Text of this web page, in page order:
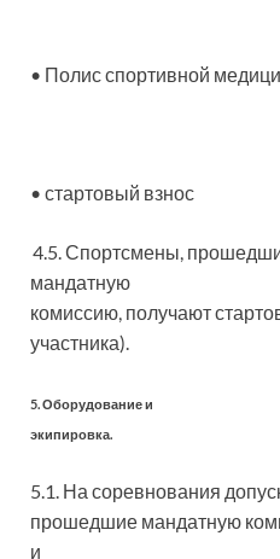
• Полис спортивной
• стартовый взнос
4.5. Спортсмены,
мандатную
комиссию, получают
участника).
5. Оборудование и
экипировка.
5.1. На соревнования
прошедшие мандатную
и